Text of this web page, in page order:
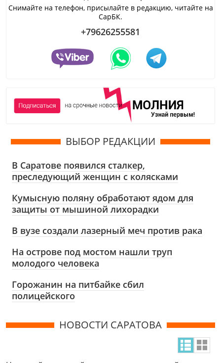
Снимайте на телефон, присылайте в редакцию, читайте на
СарБК.
+79626255581
ВЫБОР РЕДАКЦИИ
В Саратове появился сталкер,
преследующий женщин с колясками
Кумысную поляну обработают ядом для
защиты от мышиной лихорадки
В вузе создали лазерный меч против рака
На острове под мостом нашли труп
молодого человека
Горожанин на питбайке сбил
полицейского
НОВОСТИ САРАТОВА